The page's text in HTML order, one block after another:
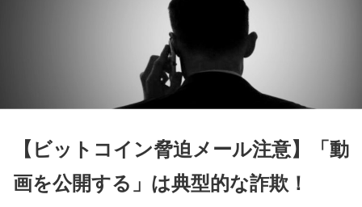
【ビットコイン脅迫メール注意】「動
画を公開する」は典型的な詐欺！